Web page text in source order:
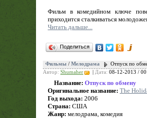
Фильм в комедийном ключе
приходится сталкиваться
Читать дальше...
Поделиться
Фильмы / Мелодрама
Отпуск по
Автор: Shumaher Дата: 08-12-2013 /
Название: Отпуск по обмену
Оригинальное название: The
Год выхода: 2006
Страна: США
Жанр: мелодрама, комедия